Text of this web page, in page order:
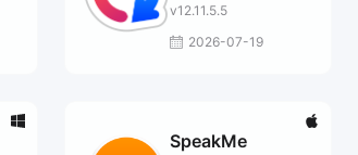
v12.11.5.5
2026-07-19
SpeakMe